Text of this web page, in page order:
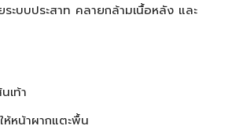
ะบบประสาท คลายกล้ามเนื้อหลัง และ
เท้า
ห้หน้าผากแตะพื้น